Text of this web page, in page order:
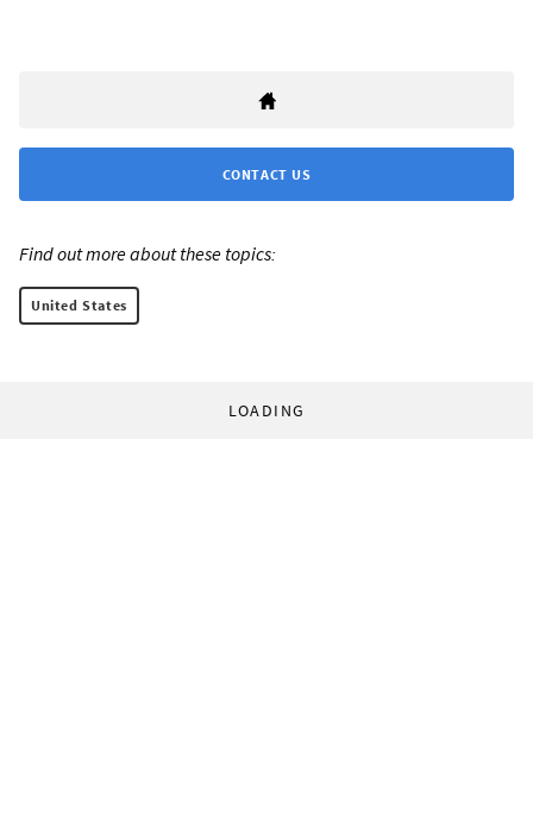
CONTACT US
Find out more about these topics:
United States
LOADING